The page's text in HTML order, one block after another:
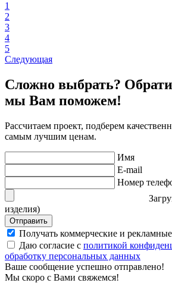
1
2
3
4
5
Следующая
Сложно выбрать?
мы Вам поможем!
Рассчитаем проект, подберем
самым лучшим ценам.
Имя
E-mail
Номер
изделия)
Отправить
Получать коммерческие и
Даю согласие с политикой
обработку персональных данных
Ваше сообщение успешно отправлено!
Мы скоро с Вами свяжемся!